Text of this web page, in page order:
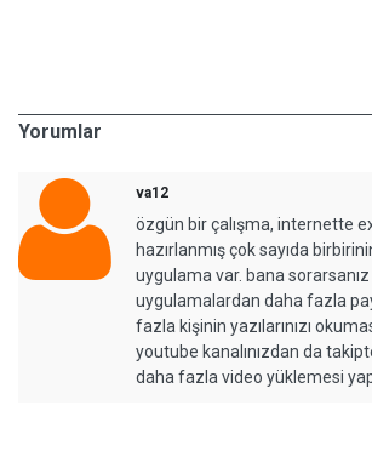
Yorumlar
va12
özgün bir çalışma, internette
hazırlanmış çok sayıda
uygulama var. bana
uygulamalardan daha fazla
fazla kişinin yazılarınızı
youtube kanalınızdan da
daha fazla video yüklemesi